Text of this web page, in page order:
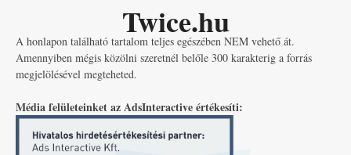
Twice.hu
A honlapon található tartalom teljes egészében NEM vehető át.
Amennyiben mégis közölni szeretnél belőle 300 karakterig a forrás
megjelölésével megteheted.
Média felületeinket az AdsInteractive értékesíti: